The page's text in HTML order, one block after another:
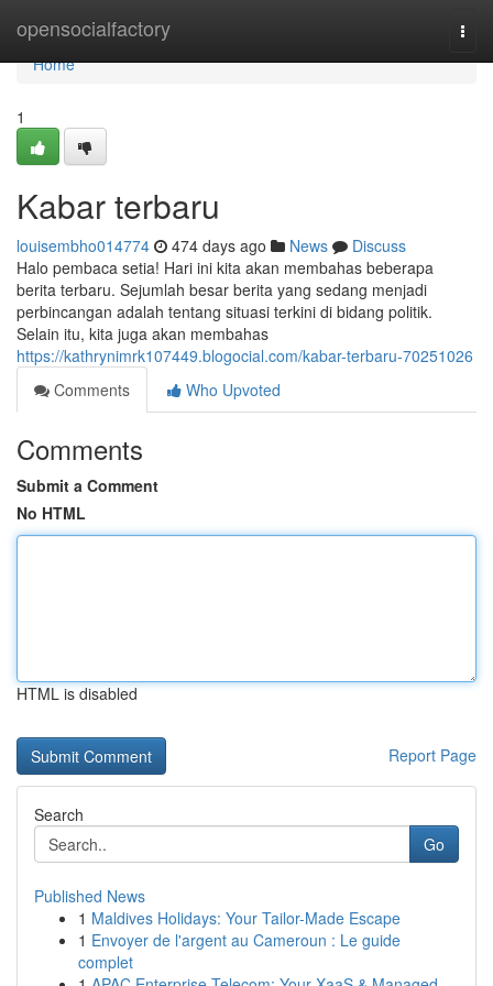
opensocialfactory
Home
Home
1
Kabar terbaru
louisembho014774 474 days ago News
Discuss
Halo pembaca setia! Hari ini kita akan membahas beberapa
berita terbaru. Sejumlah besar berita yang sedang menjadi
perbincangan adalah tentang situasi terkini di bidang politik.
Selain itu, kita juga akan membahas
https://kathrynimrk107449.blogocial.com/kabar-terbaru-70251026
Comments
Who Upvoted
Comments
Submit a Comment
No HTML
HTML is disabled
Report Page
Search
Go
Published News
1 Maldives Holidays: Your Tailor-Made Escape
1 Envoyer de l'argent au Cameroun : Le guide
complet